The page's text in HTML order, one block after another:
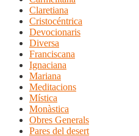
Claretiana
Cristocéntrica
Devocionaris
Diversa
Franciscana
Ignaciana
Mariana
Meditacions
Mística
Monàstica
Obres Generals
Pares del desert